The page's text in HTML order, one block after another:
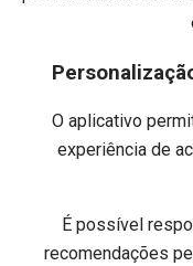
O aplicativo
experiência de
É possível
recomendações